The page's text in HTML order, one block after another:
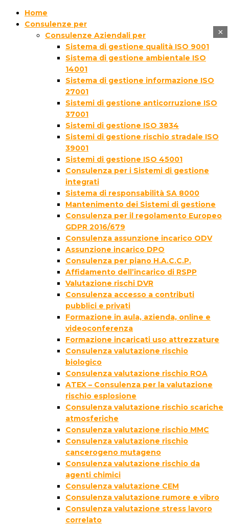
Home
Consulenze per
Consulenze Aziendali per
Sistema di gestione qualità ISO 9001
Sistema di gestione ambientale ISO
14001
Sistema di gestione informazione ISO
27001
Sistemi di gestione anticorruzione ISO
37001
Sistemi di gestione ISO 3834
Sistemi di gestione rischio stradale ISO
39001
Sistemi di gestione ISO 45001
Consulenza per i Sistemi di gestione
integrati
Sistema di responsabilità SA 8000
Mantenimento dei Sistemi di gestione
Consulenza per il regolamento Europeo
GDPR 2016/679
Consulenza assunzione incarico ODV
Assunzione incarico DPO
Consulenza per piano H.A.C.C.P.
Affidamento dell’incarico di RSPP
Valutazione rischi DVR
Consulenza accesso a contributi
pubblici e privati
Formazione in aula, azienda, online e
videoconferenza
Formazione incaricati uso attrezzature
Consulenza valutazione rischio
biologico
Consulenza valutazione rischio ROA
ATEX – Consulenza per la valutazione
rischio esplosione
Consulenza valutazione rischio scariche
atmosferiche
Consulenza valutazione rischio MMC
Consulenza valutazione rischio
cancerogeno mutageno
Consulenza valutazione rischio da
agenti chimici
Consulenza valutazione CEM
Consulenza valutazione rumore e vibro
Consulenza valutazione stress lavoro
correlato
×